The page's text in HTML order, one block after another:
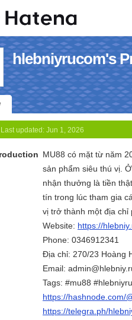
hlebniyrucom's
Last updated: Jun 1, 2026
MU88 có mặt từ năm
sản phẩm siêu thú vị.
nhận thưởng là tiền
tín trong lúc tham gia
vị trở thành một địa
Website: https://
Phone: 0346912341
Địa chỉ: 270/23 Hoàng
Email:
Tags: #mu88
https://hashnode.com/
https://telegra.ph/